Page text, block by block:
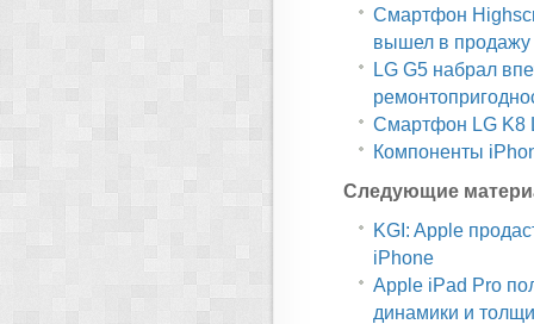
Смартфон
вышел в продажу
LG G5 набрал
Смартфон LG K8
Компоненты
Следующие
KGI: Apple
iPhone
Apple iPad Pro
динамики и